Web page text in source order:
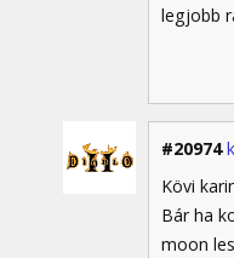
legjobb
#20974
Kövi
Bár ha
moon